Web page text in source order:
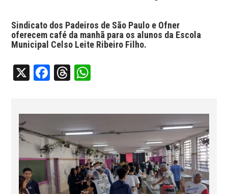
Sindicato dos Padeiros de São Paulo e Ofner
oferecem café da manhã para os alunos da Escola
Municipal Celso Leite Ribeiro Filho.
X Facebook
Threads